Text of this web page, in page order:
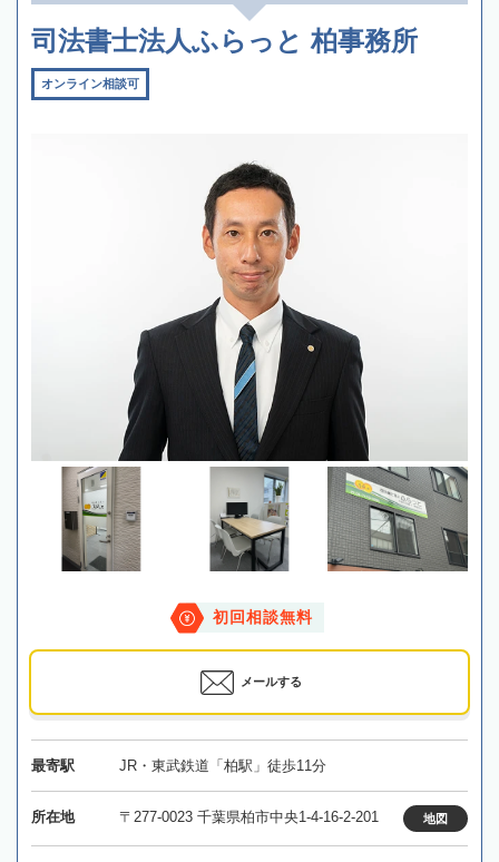
司法書士法人ふらっと 柏事務所
オンライン相談可
初回相談無料
メールする
最寄駅 JR・東武鉄道「柏駅」徒歩11分
所在地 〒277-0023 千葉県柏市中央1-4-16-2-201 地図